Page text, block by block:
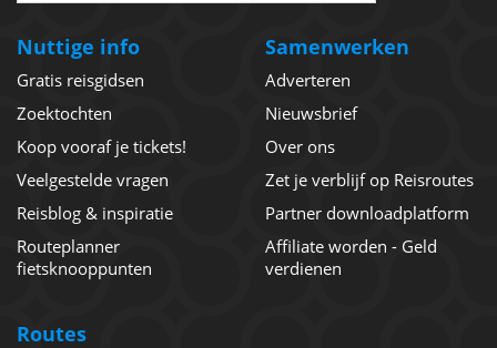
Nuttige info
Gratis reisgidsen
Zoektochten
Koop vooraf je tickets!
Veelgestelde vragen
Reisblog & inspiratie
Routeplanner
fietsknooppunten
Samenwerken
Adverteren
Nieuwsbrief
Over ons
Zet je verblijf op Reisroutes
Partner downloadplatform
Affiliate worden - Geld
verdienen
Routes